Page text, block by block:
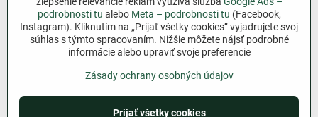
vďaka vám – ľuďom, ktorí veria v poctivú prácu a
lásku k pôde​. Každý nákup na Jutro​.sk nám pomáha
pokračovať v tom, čo má zmysel – pomáhať
záhradkárom zadarmo a srdcom​.
©2026Copyright
Predvoľby súkromiaZásady ochrany osobných údajov
podrobnosti tu alebo Meta – podrobnosti tu (Facebook,
Instagram). Kliknutím na „Prijať všetky cookies“ vyjadrujete svoj
súhlas s týmto spracovaním. Nižšie môžete nájsť podrobné
informácie alebo upraviť svoje preferencie
Zásady ochrany osobných údajov
Prijať všetky cookies